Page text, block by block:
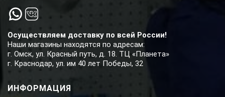
Осуществляем доставку по всей России!
Наши магазины находятся по адресам:
г. Омск, ул. Красный путь, д. 18. ТЦ «Планета»
г. Краснодар, ул. им 40 лет Победы, 32
ИНФОРМАЦИЯ